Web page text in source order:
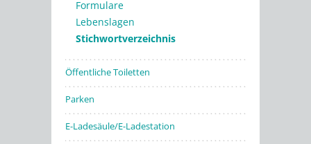
Formulare
Lebenslagen
Stichwortverzeichnis
Öffentliche Toiletten
Parken
E-Ladesäule/E-Ladestation